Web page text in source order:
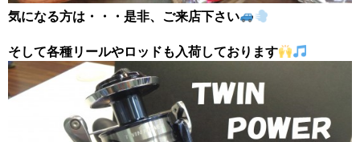
気になる方は・・・是非、ご来店下さい
そして各種リールやロッドも入荷しております